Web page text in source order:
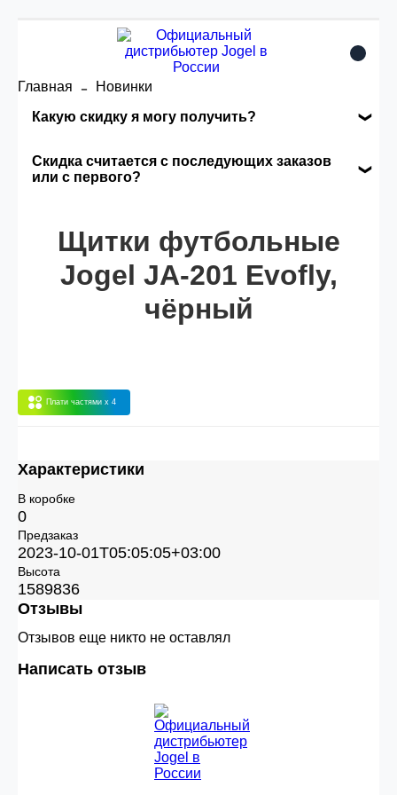
Главная
Новинки
Какую скидку я могу получить?
заказа, общая сумма заказа считается по
розничной цене
сумма всех заказов за 6 месяцев -
Опт 4(30%) -сумма всех заказов за 6 месяцев -
30.000 рублей.
Опт 3(33%)- сумма всех заказов за 6 месяцев
Опт 2(36%)- сумма всех заказов за 6 месяцев
Скидка считается с последующих заказов
или с первого?
автоматически активизируется в корзине вашего
заказа.
Щитки футбольные
Jogel JA-201 Evofly,
чёрный
Плати частями x 4
Характеристики
В коробке
0
Предзаказ
2023-10-01T05:05:05+03:00
Высота
1589836
Отзывы
Отзывов еще никто не оставлял
Написать отзыв